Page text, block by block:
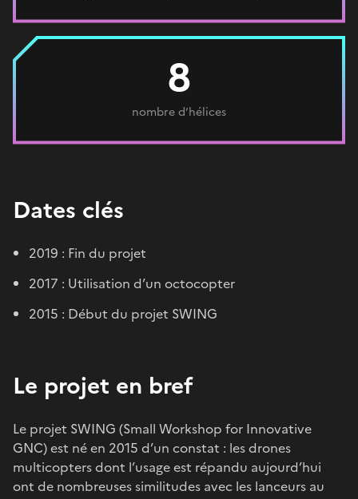
8
nombre d’hélices
Dates clés
2019 : Fin du projet
2017 : Utilisation d’un octocopter
2015 : Début du projet SWING
Le projet en bref
Le projet SWING (Small Workshop for Innovative
GNC) est né en 2015 d’un constat : les drones
multicopters dont l’usage est répandu aujourd’hui
ont de nombreuses similitudes avec les lanceurs au